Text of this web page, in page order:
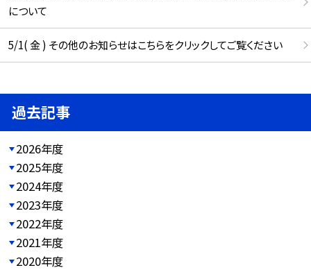
について
5/1( 金 ) その他のお知らせはこちらをクリックしてご覧ください
過去記事
2026年度
2025年度
2024年度
2023年度
2022年度
2021年度
2020年度